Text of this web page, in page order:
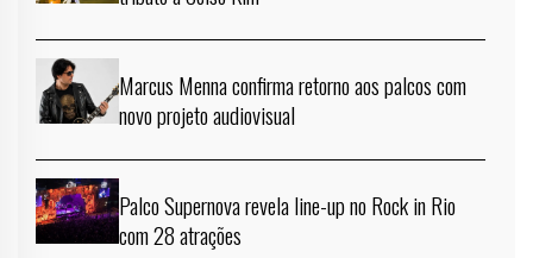
Marcus Menna confirma retorno aos palcos com
novo projeto audiovisual
Palco Supernova revela line-up no Rock in Rio
com 28 atrações